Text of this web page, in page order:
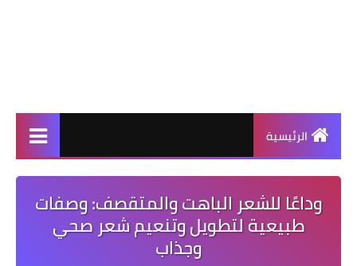
الرئيسية
وداعًا للشعر الباهت والمتقصف: وصفات
طبيعية لتطويل وتنعيم شعر صحي
وجذاب